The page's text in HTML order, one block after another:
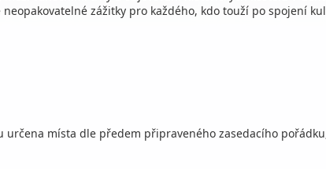
zážitky pro každého, kdo touží po spojení
místa dle předem připraveného zasedacího